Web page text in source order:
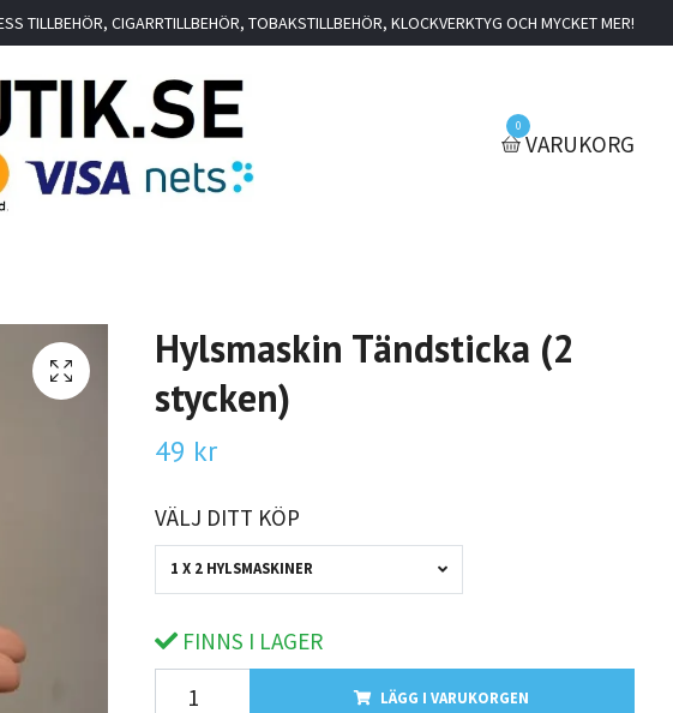
TILLBEHÖR, CIGARRTILLBEHÖR, TOBAKSTILLBEHÖR, KLOCKVERKTYG OCH MYCKET MER!
0
VARUKORG
Hylsmaskin Tändsticka (2
stycken)
49 kr
VÄLJ DITT KÖP
1 X 2 HYLSMASKINER
FINNS I LAGER
LÄGG I VARUKORGEN